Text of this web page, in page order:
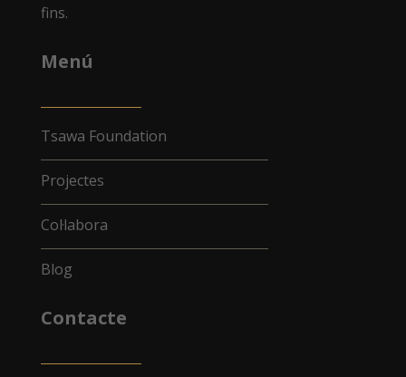
fins.
Menú
Tsawa Foundation
Projectes
Col·labora
Blog
Contacte